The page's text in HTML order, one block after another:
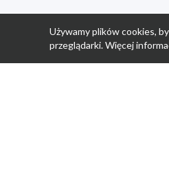
Używamy plików cookies,
przeglądarki. Więcej